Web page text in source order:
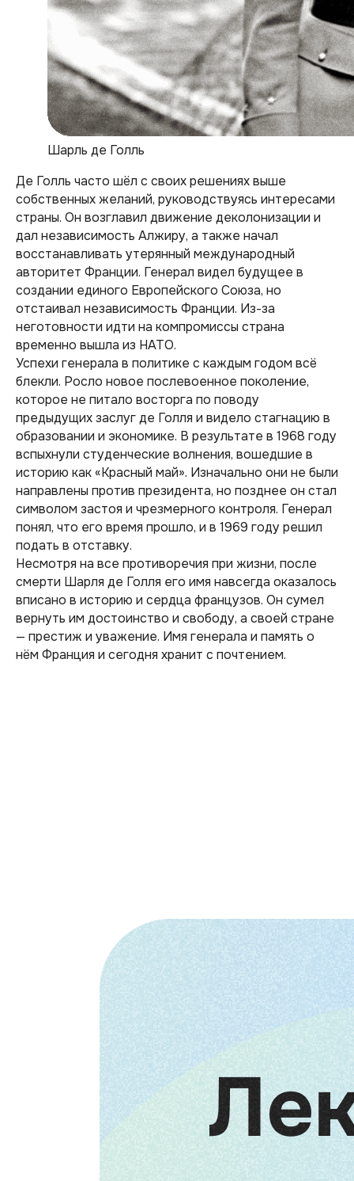
Шарль де Голль
Де Голль часто шёл с своих решениях выше
собственных желаний, руководствуясь интересами
страны. Он возглавил движение деколонизации и
дал независимость Алжиру, а также начал
восстанавливать утерянный международный
авторитет Франции. Генерал видел будущее в
создании единого Европейского Союза, но
отстаивал независимость Франции. Из-за
неготовности идти на компромиссы страна
временно вышла из НАТО.
Успехи генерала в политике с каждым годом всё
блекли. Росло новое послевоенное поколение,
которое не питало восторга по поводу
предыдущих заслуг де Голля и видело стагнацию в
образовании и экономике. В результате в 1968 году
вспыхнули студенческие волнения, вошедшие в
историю как «Красный май». Изначально они не были
направлены против президента, но позднее он стал
символом застоя и чрезмерного контроля. Генерал
понял, что его время прошло, и в 1969 году решил
подать в отставку.
Несмотря на все противоречия при жизни, после
смерти Шарля де Голля его имя навсегда оказалось
вписано в историю и сердца французов. Он сумел
вернуть им достоинство и свободу, а своей стране
— престиж и уважение. Имя генерала и память о
нём Франция и сегодня хранит с почтением.